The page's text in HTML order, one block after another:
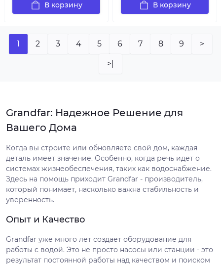
В корзину В корзину
1 2 3 4 5 6 7 8 9 >
>|
Grandfar: Надежное Решение для
Вашего Дома
Когда вы строите или обновляете свой дом, каждая
деталь имеет значение. Особенно, когда речь идет о
системах жизнеобеспечения, таких как водоснабжение.
Здесь на помощь приходит Grandfar - производитель,
который понимает, насколько важна стабильность и
уверенность.
Опыт и Качество
Grandfar уже много лет создает оборудование для
работы с водой. Это не просто насосы или станции - это
результат постоянной работы над качеством и поиском